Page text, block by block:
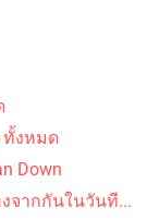
คอร์ดเพลง ปลาแดก - ปู พงษ์สิทธิ์ คำภีร์
ทั้งหมด
Down
จากกันในวันที...